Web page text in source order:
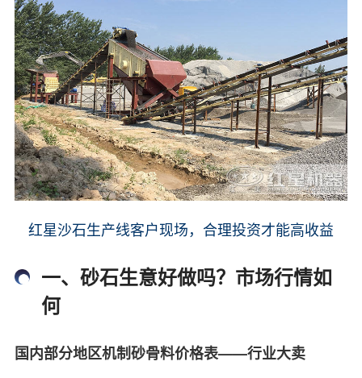
红星沙石生产线客户现场，合理投资才能高收益
一、砂石生意好做吗？市场行情如
何
国内部分地区机制砂骨料价格表——行业大卖